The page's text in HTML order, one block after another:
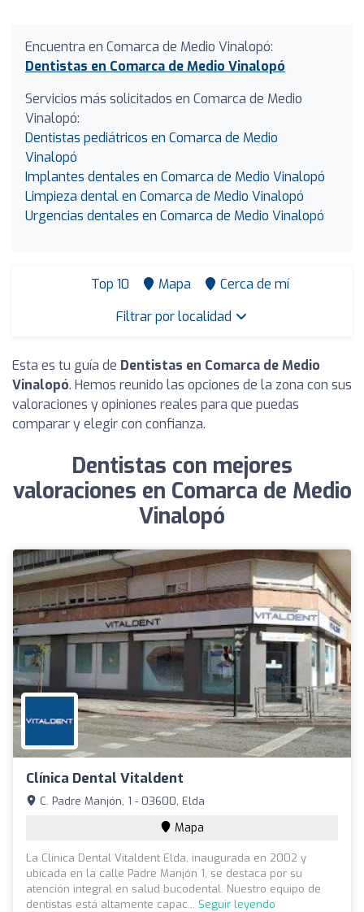
Encuentra en Comarca de Medio Vinalopó:
Dentistas en Comarca de Medio Vinalopó
Servicios más solicitados en Comarca de Medio
Vinalopó:
Dentistas pediátricos en Comarca de Medio
Vinalopó
Implantes dentales en Comarca de Medio Vinalopó
Limpieza dental en Comarca de Medio Vinalopó
Urgencias dentales en Comarca de Medio Vinalopó
Top 10 Mapa
Cerca de mí
Filtrar por localidad
Esta es tu guía de Dentistas en Comarca de Medio
Vinalopó. Hemos reunido las opciones de la zona con sus
valoraciones y opiniones reales para que puedas
comparar y elegir con confianza.
Dentistas con mejores
valoraciones en Comarca de Medio
Vinalopó
Clínica Dental Vitaldent
C. Padre Manjón, 1 - 03600, Elda
Mapa
La Clínica Dental Vitaldent Elda, inaugurada en 2002 y
ubicada en la calle Padre Manjón 1, se destaca por su
atención integral en salud bucodental. Nuestro equipo de
dentistas está altamente capac... Seguir leyendo